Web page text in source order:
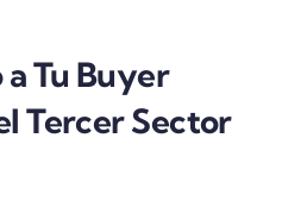
Tu Buyer
Tercer Sector